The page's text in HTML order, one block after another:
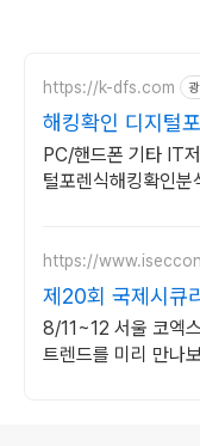
https://k-dfs.com
해킹확인 디지털
PC/핸드폰 기타 IT
털포렌식해킹확인분
https://
제20회 국제시큐
2026
8/11~12 서울 코엑
트렌드를 미리 만나